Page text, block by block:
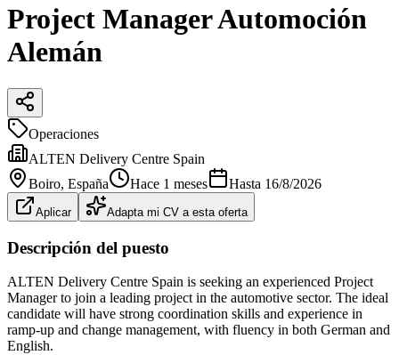
Project Manager Automoción
Alemán
Operaciones
ALTEN Delivery Centre Spain
Boiro, España Hace 1 meses Hasta 16/8/2026
Aplicar Adapta mi CV a esta oferta
Descripción del puesto
ALTEN Delivery Centre Spain is seeking an experienced Project
Manager to join a leading project in the automotive sector. The ideal
candidate will have strong coordination skills and experience in
ramp-up and change management, with fluency in both German and
English.